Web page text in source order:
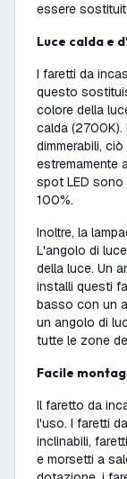
essere
Luce calda e
I faretti da
questo
colore della
calda (2700K).
dimmerabili,
estremamente
spot LED sono
100%.
Inoltre, la
L'angolo di
della luce. Un
installi questi
basso con un
un angolo di
tutte le zone
Facile
Il faretto da
l'uso. I faretti
inclinabili,
e morsetti a